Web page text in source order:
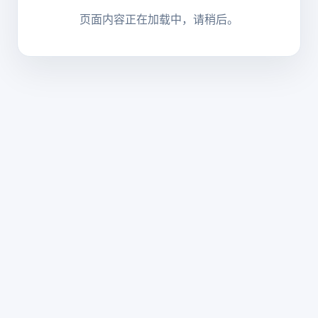
页面内容正在加载中，请稍后。